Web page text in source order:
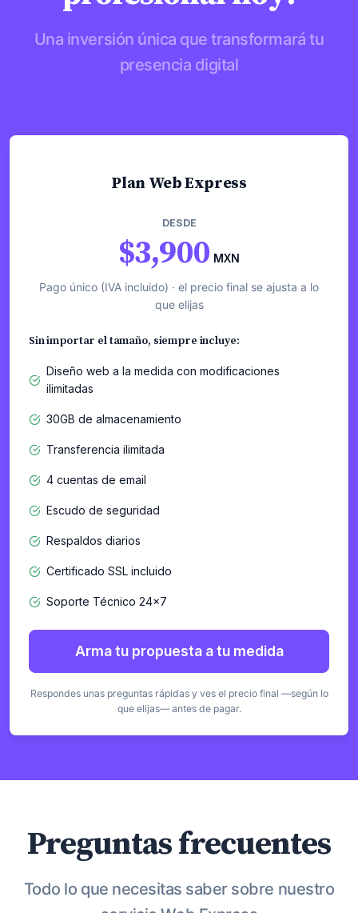
Una inversión única que transformará tu
presencia digital
Plan Web Express
DESDE
$3,900 MXN
Pago único (IVA incluido) · el precio final se ajusta a lo
que elijas
Sin importar el tamaño, siempre incluye:
Diseño web a la medida con modificaciones
ilimitadas
30GB de almacenamiento
Transferencia ilimitada
4 cuentas de email
Escudo de seguridad
Respaldos diarios
Certificado SSL incluido
Soporte Técnico 24×7
Arma tu propuesta a tu medida
Respondes unas preguntas rápidas y ves el precio final —según lo
que elijas— antes de pagar.
Preguntas frecuentes
Todo lo que necesitas saber sobre nuestro